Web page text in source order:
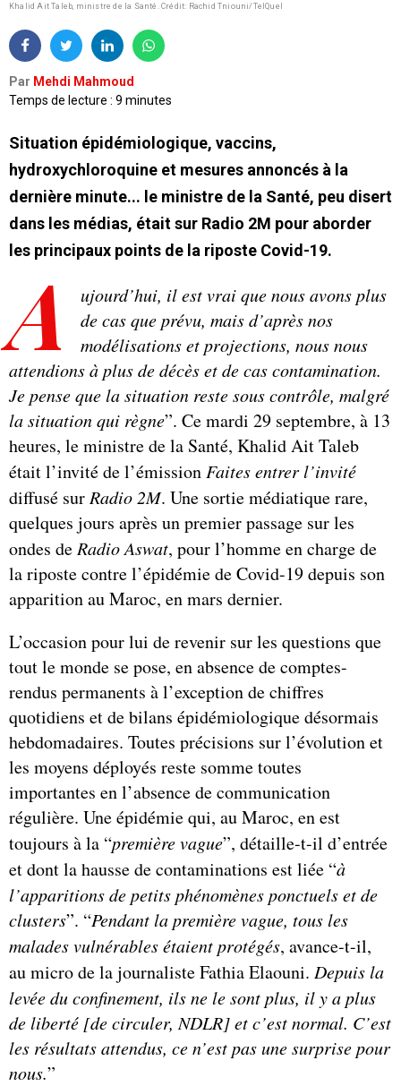
Khalid Ait Taleb, ministre de la Santé. Crédit: Rachid Tniouni/TelQuel
Par Mehdi Mahmoud
Temps de lecture : 9 minutes
Situation épidémiologique, vaccins,
hydroxychloroquine et mesures annoncés à la
dernière minute... le ministre de la Santé, peu disert
dans les médias, était sur Radio 2M pour aborder
les principaux points de la riposte Covid-19.
A
ujourd’hui, il est vrai que nous avons plus
de cas que prévu, mais d’après nos
modélisations et projections, nous nous
attendions à plus de décès et de cas contamination.
Je pense que la situation reste sous contrôle, malgré
la situation qui règne”. Ce mardi 29 septembre, à 13
heures, le ministre de la Santé, Khalid Ait Taleb
était l’invité de l’émission Faites entrer l’invité
diffusé sur Radio 2M. Une sortie médiatique rare,
quelques jours après un premier passage sur les
ondes de Radio Aswat, pour l’homme en charge de
la riposte contre l’épidémie de Covid-19 depuis son
apparition au Maroc, en mars dernier.
L’occasion pour lui de revenir sur les questions que
tout le monde se pose, en absence de comptes-
rendus permanents à l’exception de chiffres
quotidiens et de bilans épidémiologique désormais
hebdomadaires. Toutes précisions sur l’évolution et
les moyens déployés reste somme toutes
importantes en l’absence de communication
régulière. Une épidémie qui, au Maroc, en est
toujours à la “première vague”, détaille-t-il d’entrée
et dont la hausse de contaminations est liée “à
l’apparitions de petits phénomènes ponctuels et de
clusters”. “Pendant la première vague, tous les
malades vulnérables étaient protégés, avance-t-il,
au micro de la journaliste Fathia Elaouni. Depuis la
levée du confinement, ils ne le sont plus, il y a plus
de liberté [de circuler, NDLR] et c’est normal. C’est
les résultats attendus, ce n’est pas une surprise pour
nous.”